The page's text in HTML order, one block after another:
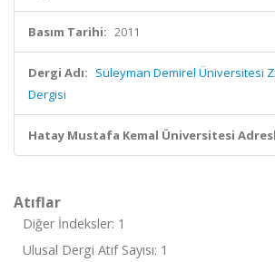
Basım Tarihi: 2011
Dergi Adı: Süleyman Demirel Üniversitesi
Dergisi
Hatay Mustafa Kemal Üniversitesi
Atıflar
Diğer İndeksler: 1
Ulusal Dergi Atıf Sayısı: 1